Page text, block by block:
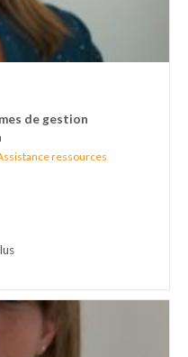
de gestion
ressources